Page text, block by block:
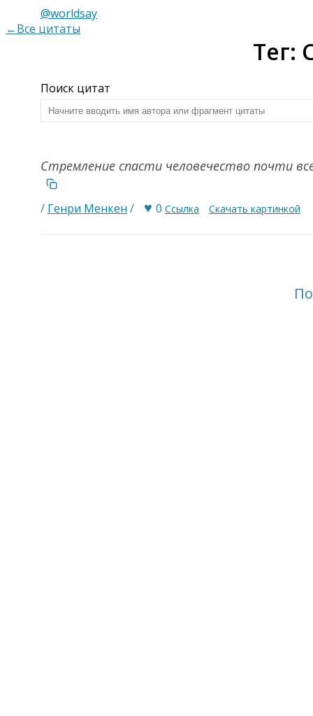
@worldsay
←Все цитаты
Тег:
Поиск цитат
Стремление спасти человечество почти
/ Генри Менкен / ♥ 0 Ссылка Скачать картинкой